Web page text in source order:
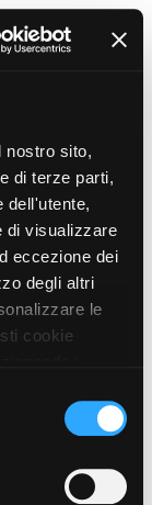
nostro sito,
di terze parti,
dell'utente,
di visualizzare
eccezione dei
degli altri
le
cookie
cliccando
sul tasto
Per